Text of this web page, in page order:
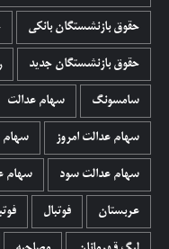
حقوق بازنشستگان بانکی
حقوق بازنشستگان جدید
سامسونگ سهام عدالت
سهام عدالت امروز سهام
سهام عدالت سود سهام
عربستان فوتبال